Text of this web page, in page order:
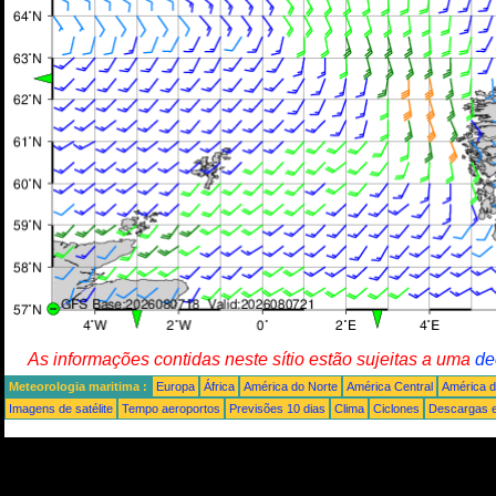
As informações contidas neste sítio estão sujeitas a uma
Meteorologia maritima : Europa África América do Norte América Central
América
Imagens de satélite
Tempo aeroportos Previsões 10 dias Clima Ciclones Descargas